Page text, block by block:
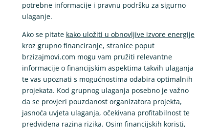
potrebne informacije i pravnu podršku za sigurno
ulaganje.
Ako se pitate kako uložiti u obnovljive izvore energije
kroz grupno financiranje, stranice poput
brzizajmovi.com mogu vam pružiti relevantne
informacije o financijskim aspektima takvih ulaganja
te vas upoznati s mogućnostima odabira optimalnih
projekata. Kod grupnog ulaganja posebno je važno
da se provjeri pouzdanost organizatora projekta,
jasnoća uvjeta ulaganja, očekivana profitabilnost te
predviđena razina rizika. Osim financijskih koristi,